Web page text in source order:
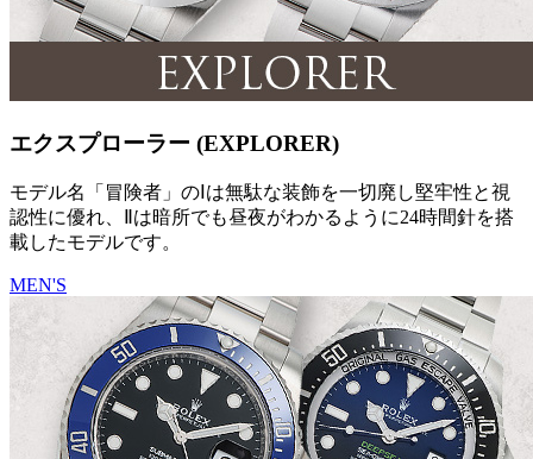
エクスプローラー (EXPLORER)
モデル名「冒険者」のⅠは無駄な装飾を一切廃し堅牢性と視
認性に優れ、Ⅱは暗所でも昼夜がわかるように24時間針を搭
載したモデルです。
MEN'S